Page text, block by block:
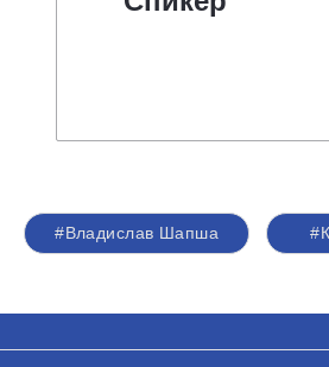
#Владислав Шапша